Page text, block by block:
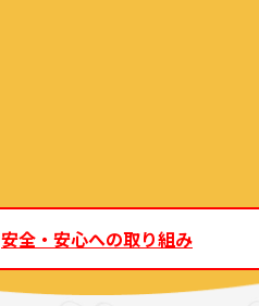
安全・安心への取り組み